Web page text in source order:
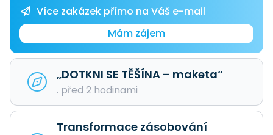
Více zakázek přímo na Váš e-mail
Mám zájem
„DOTKNI SE TĚŠÍNA – maketa“
. před 2 hodinami
Transformace zásobování